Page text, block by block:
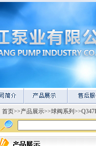
首页>>产品展示>>球阀系列 >>